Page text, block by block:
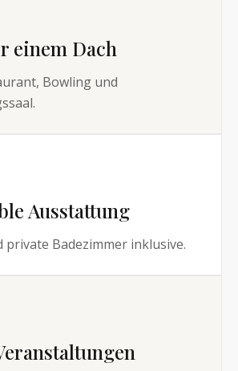
einem Dach
Bowling und
Ausstattung
private Badezimmer inklusive.